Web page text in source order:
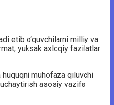
etib o‘quvchilarni milliy va
yuksak axloqiy fazilatlar
huquqni muhofaza qiluvchi
asosiy vazifa